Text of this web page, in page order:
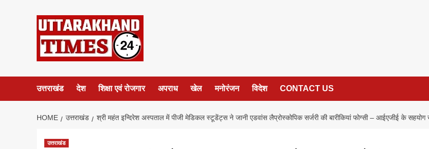
उत्तराखंड देश शिक्षा एवं रोजगार अपराध खेल मनोरंजन विदेश CONTACT US
HOME उत्तराखंड श्री महंत इन्दिरेश अस्पताल में पीजी मेडिकल स्टूडेंट्स ने जानी एडवांस लैप्रोस्कोपिक सर्जरी की बारीकियां फोग्सी – आईएजीई के
उत्तराखंड